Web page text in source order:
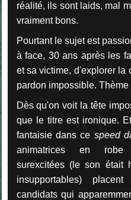
réalité, ils sont laids, mal
vraiment bons.
Pourtant le sujet est
à face, 30 ans après les
et sa victime, d'explorer
pardon impossible. Thème
Dès qu'on voit la tête
que le titre est ironique.
fantaisie dans ce speed
animatrices en robe
surexcitées (le son était
insupportables)
candidats qui